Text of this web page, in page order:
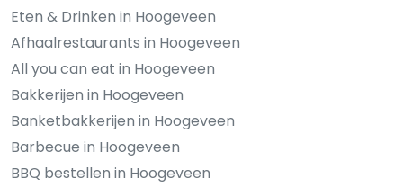
Eten & Drinken in Hoogeveen
Afhaalrestaurants in Hoogeveen
All you can eat in Hoogeveen
Bakkerijen in Hoogeveen
Banketbakkerijen in Hoogeveen
Barbecue in Hoogeveen
BBQ bestellen in Hoogeveen